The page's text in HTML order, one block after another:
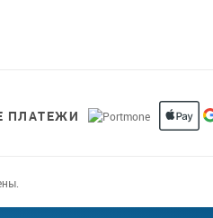
ПЛАТЕЖИ